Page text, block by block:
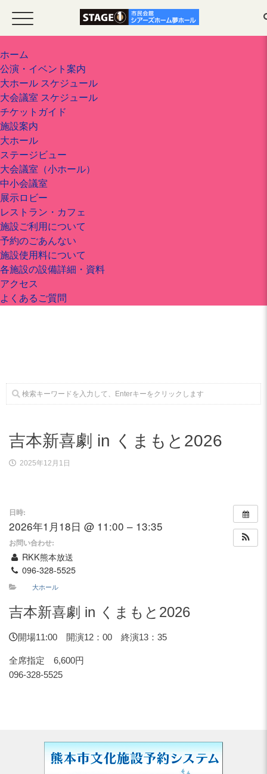
ホーム
公演・イベント案内
大ホール スケジュール
大会議室 スケジュール
チケットガイド
施設案内
大ホール
ステージビュー
大会議室（小ホール）
中小会議室
展示ロビー
レストラン・カフェ
施設ご利用について
予約のごあんない
施設使用料について
各施設の設備詳細・資料
アクセス
よくあるご質問
アクセス
吉本新喜劇 in くまもと2026
2025年12月1日
日時:
2026年1月18日 @ 11:00 – 13:35
お問い合わせ:
RKK熊本放送
096-328-5525
大ホール
吉本新喜劇 in くまもと2026
開場11:00 開演12：00 終演13：35
全席指定 6,600円
096-328-5525